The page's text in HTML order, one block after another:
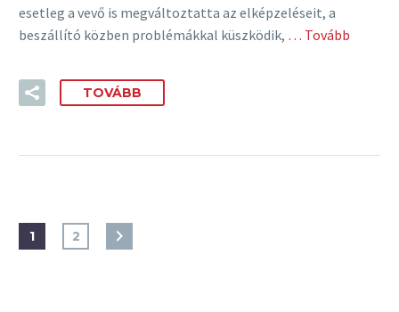
esetleg a vevő is megváltoztatta az elképzeléseit, a
beszállító közben problémákkal küszködik, … Tovább
TOVÁBB
1 2